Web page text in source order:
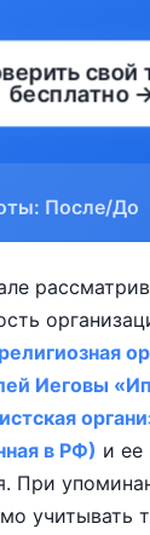
свой
бесплатно
После/До
Иеговы
в РФ) и ее
При
учитывать